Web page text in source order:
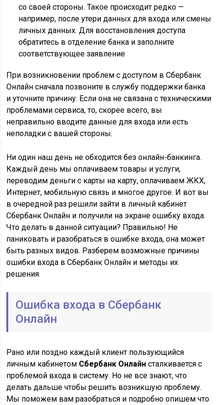
со своей стороны. Такое происходит редко —
например, после утери данных для входа или смены
личных данных. Для восстановления доступа
обратитесь в отделение банка и заполните
соответствующее заявление
При возникновении проблем с доступом в Сбербанк
Онлайн сначала позвоните в службу поддержки банка
и уточните причину. Если она не связана с техническими
проблемами сервиса, то, скорее всего, вы
неправильно вводите данные для входа или есть
неполадки с вашей стороны.
Ни один наш день не обходится без онлайн-банкинга.
Каждый день мы оплачиваем товары и услуги,
переводим деньги с карты на карту, оплачиваем ЖКХ,
Интернет, мобильную связь и многое другое. И вот вы
в очередной раз решили зайти в личный кабинет
Сбербанк Онлайн и получили на экране ошибку входа.
Что делать в данной ситуации? Правильно! Не
паниковать и разобраться в ошибке входа, она может
быть разных видов. Разберем возможные причины
ошибки входа в Сбербанк Онлайн и методы их
решения.
Ошибка входа в Сбербанк
Онлайн
Рано или поздно каждый клиент пользующийся
личным кабинетом Сбербанк Онлайнсталкивается с
проблемой входа в систему. Но не все знают, что
делать дальше чтобы решить возникшую проблему.
Мы поможем вам разобраться и подробно опишем что